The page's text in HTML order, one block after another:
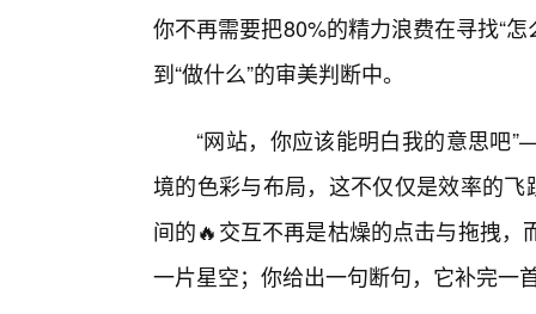
你不再需要把80%的精力浪费在寻找“
到“做什么”的审美判断中。
“网站，你应该能明白我的意思吧
境的色彩与布局，这不仅仅是效率的
间的🔥交互不再是枯燥的点击与拖拽
一片星空；你给出一句断句，它补完一